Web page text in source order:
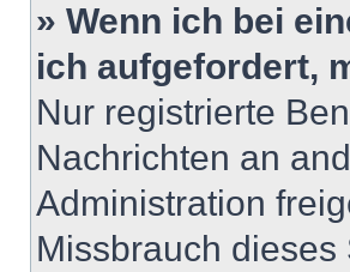
» Wenn ich bei
ich aufgefordert,
Nur registrierte
Nachrichten an
Administration
Missbrauch